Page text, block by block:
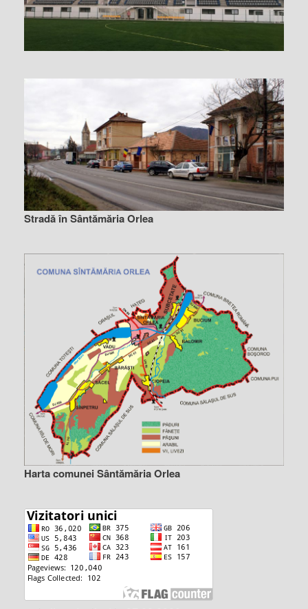
Stradă în Sântămăria Orlea
Harta comunei Sântămăria Orlea